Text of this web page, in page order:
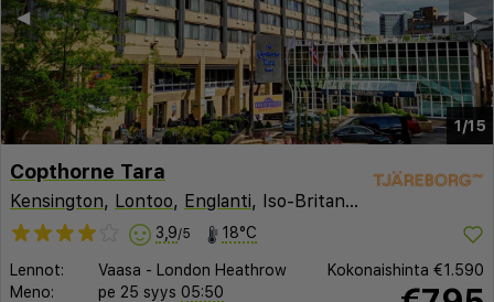
1/15
▶︎
◀︎
Copthorne Tara
Kensington, Lontoo, Englanti, Iso-Britannia
3,9/5 18°C
Lennot: Vaasa -
London Heathrow
Meno:
pe 25 syys 05:50
Kokonaishinta €1.590